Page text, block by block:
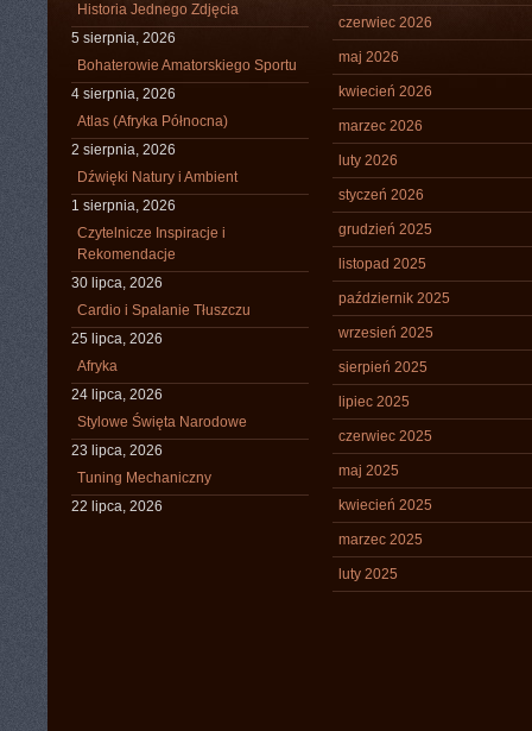
Historia Jednego Zdjęcia
5 sierpnia, 2026
Bohaterowie Amatorskiego Sportu
4 sierpnia, 2026
Atlas (Afryka Północna)
2 sierpnia, 2026
Dźwięki Natury i Ambient
1 sierpnia, 2026
Czytelnicze Inspiracje i
Rekomendacje
30 lipca, 2026
Cardio i Spalanie Tłuszczu
25 lipca, 2026
Afryka
24 lipca, 2026
Stylowe Święta Narodowe
23 lipca, 2026
Tuning Mechaniczny
22 lipca, 2026
czerwiec 2026
maj 2026
kwiecień 2026
marzec 2026
luty 2026
styczeń 2026
grudzień 2025
listopad 2025
październik 2025
wrzesień 2025
sierpień 2025
lipiec 2025
czerwiec 2025
maj 2025
kwiecień 2025
marzec 2025
luty 2025